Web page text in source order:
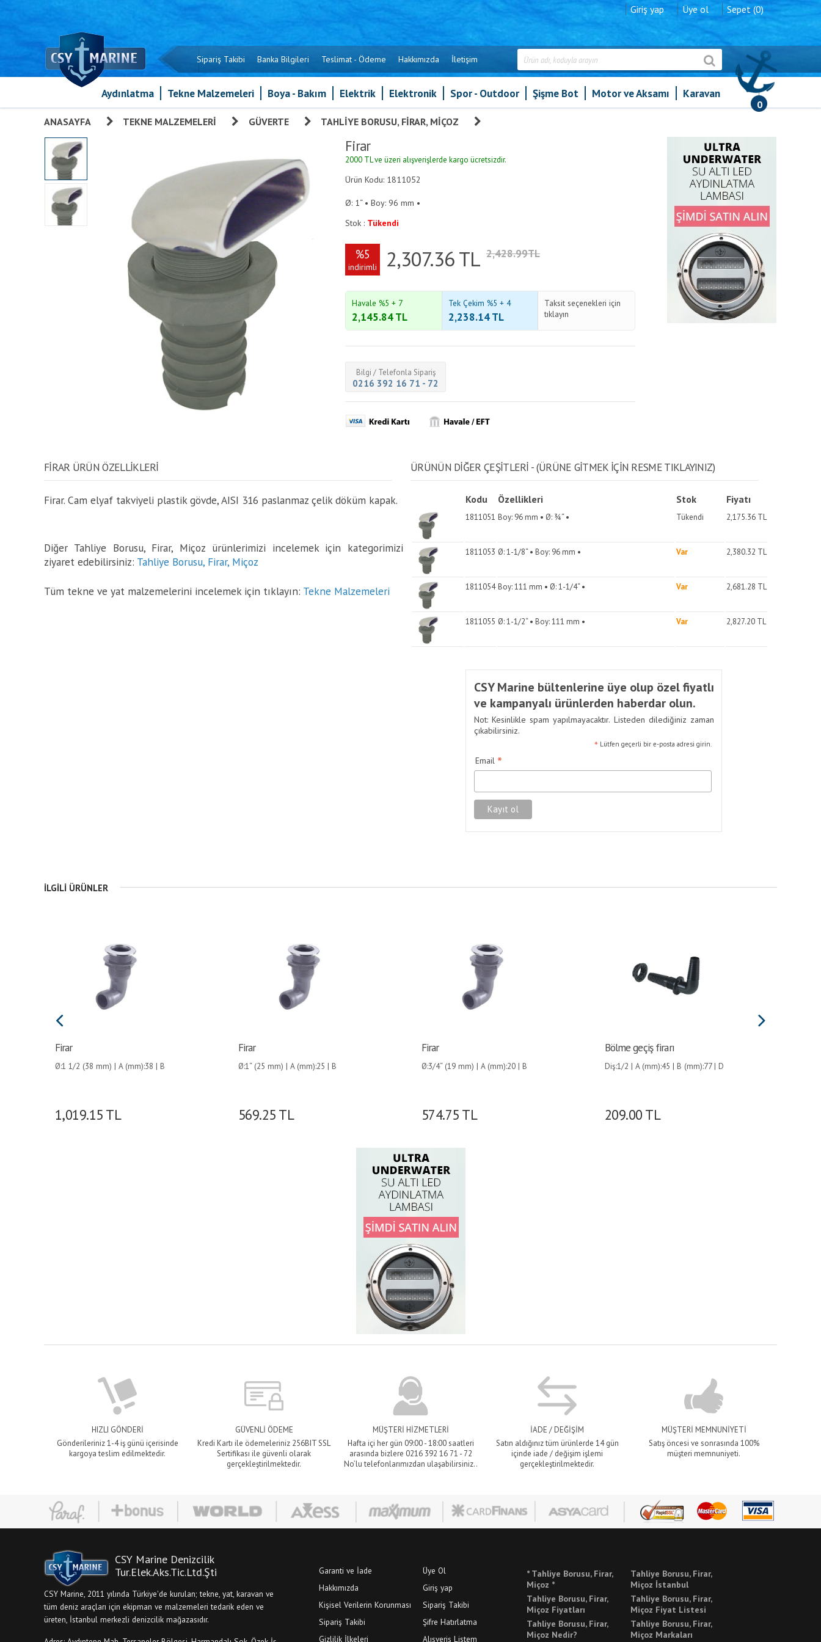
Giriş yap Üye ol Sepet (0)
Sipariş Takibi Banka Bilgileri Teslimat - Ödeme Hakkımızda İletişim
0
Aydınlatma Tekne Malzemeleri Boya - Bakım Elektrik Elektronik Spor - Outdoor Şişme Bot Motor ve Aksamı Karavan
ANASAYFA TEKNE MALZEMELERI GÜVERTE TAHLIYE BORUSU, FIRAR, MIÇOZ
Firar
2000 TL ve üzeri alışverişlerde kargo ücretsizdir.
Ürün Kodu: 1811052
Ø: 1“ • Boy: 96 mm •
Stok : Tükendi
%5
indirimli 2,307.36TL 2,428.99TL
Havale %5 + 7
2,145.84TL
Tek Çekim %5 + 4
2,238.14TL
Taksit seçenekleri için
tıklayın
Bilgi / Telefonla Sipariş
0216 392 16 71 - 72
FIRAR ÜRÜN ÖZELLİKLERİ
Firar. Cam elyaf takviyeli plastik gövde, AISI 316 paslanmaz çelik döküm kapak.
Diğer Tahliye Borusu, Firar, Miçoz ürünlerimizi incelemek için kategorimizi
ziyaret edebilirsiniz: Tahliye Borusu, Firar, Miçoz
Tüm tekne ve yat malzemelerini incelemek için tıklayın: Tekne Malzemeleri
ÜRÜNÜN DİĞER ÇEŞİTLERİ - (ÜRÜNE GITMEK IÇIN RESME TIKLAYINIZ)
Kodu Özellikleri Stok Fiyatı
1811051 Boy: 96 mm • Ø: ¾“ • Tükendi 2,175.36 TL
1811053 Ø: 1-1/8“ • Boy: 96 mm • Var 2,380.32 TL
1811054 Boy: 111 mm • Ø: 1-1/4“ • Var 2,681.28 TL
1811055 Ø: 1-1/2“ • Boy: 111 mm • Var 2,827.20 TL
CSY Marine bültenlerine üye olup özel fiyatlı
ve kampanyalı ürünlerden haberdar olun.
Not: Kesinlikle spam yapılmayacaktır. Listeden dilediğiniz zaman
çıkabilirsiniz.
* Lütfen geçerli bir e-posta adresi girin.
Email *
İLGILI ÜRÜNLER
Firar
Ø:1 1/2 (38 mm) | A (mm):38 | B
1,019.15 TL
Firar
Ø:1“ (25 mm) | A (mm):25 | B
569.25 TL
Firar
Ø:3/4“ (19 mm) | A (mm):20 | B
574.75 TL
Bölme geçiş firarı
Diş:1/2 | A (mm):45 | B (mm):77 | D
209.00 TL
HIZLI GÖNDERİ
Gönderileriniz 1-4 iş günü içerisinde
kargoya teslim edilmektedir.
GÜVENLİ ÖDEME
Kredi Kartı ile ödemeleriniz 256BIT SSL
Sertifikası ile güvenli olarak
gerçekleştirilmektedir.
MÜŞTERİ HİZMETLERİ
Hafta içi her gün 09:00 - 18:00 saatleri
arasında bizlere 0216 392 16 71 - 72
No’lu telefonlarımızdan ulaşabilirsiniz..
İADE / DEĞİŞİM
Satın aldığınız tüm ürünlerde 14 gün
içinde iade / değişim işlemi
gerçekleştirilmektedir.
MÜŞTERİ MEMNUNİYETİ
Satış öncesi ve sonrasında 100%
müşteri memnuniyeti.
CSY Marine Denizcilik
Tur.Elek.Aks.Tic.Ltd.Şti
CSY Marine, 2011 yılında Türkiye'de kurulan; tekne, yat, karavan ve
tüm deniz araçları için ekipman ve malzemeleri tedarik eden ve
üreten, İstanbul merkezli denizcilik mağazasıdır.
Garanti ve İade
Hakkımızda
Kişisel Verilerin Korunması
Sipariş Takibi
Gizlilik İlkeleri
Üye Ol
Giriş yap
Sipariş Takibi
Şifre Hatırlatma
Alışveriş Listem
* Tahliye Borusu, Firar,
Miçoz *
Tahliye Borusu, Firar,
Miçoz Fiyatları
Tahliye Borusu, Firar,
Miçoz Nedir?
Tahliye Borusu, Firar,
Miçoz İstanbul
Tahliye Borusu, Firar,
Miçoz Fiyat Listesi
Tahliye Borusu, Firar,
Miçoz Markaları